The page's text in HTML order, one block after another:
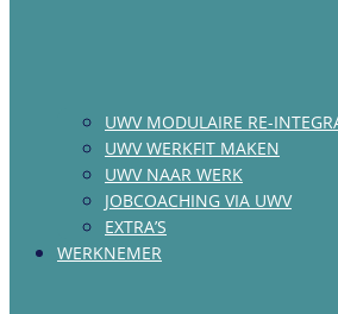
UWV MODULAIRE RE-
UWV WERKFIT MAKEN
UWV NAAR WERK
JOBCOACHING VIA UWV
EXTRA’S
WERKNEMER